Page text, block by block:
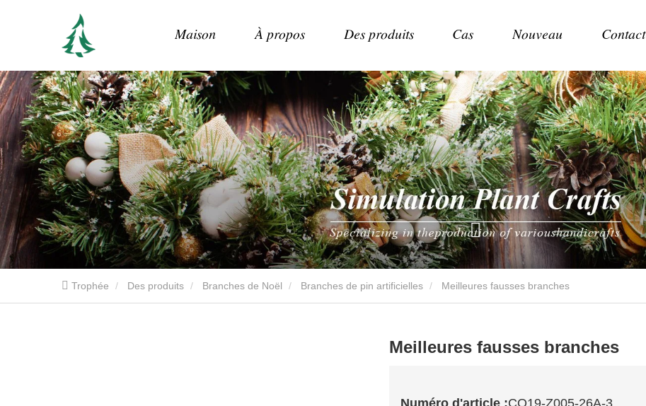
Maison À propos Des produits Cas Nouveau Contact
Trophée Des produits Branches de Noël Branches de pin artificielles Meilleures fausses branches
Meilleures fausses branches